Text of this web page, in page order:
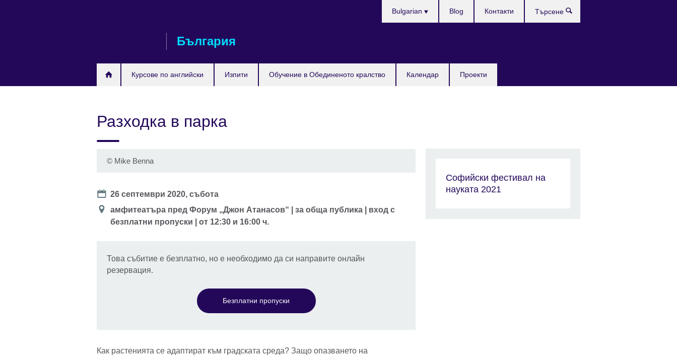
България
Курсове по английски Изпити Обучение в Обединеното кралство Календар Проекти
Bulgarian Blog Контакти
Разходка в парка
© Mike Benna
Date
26 септември 2020, събота
Location
амфитеатъра пред Форум „Джон Атанасов“ | за обща публика | вход с
безплатни пропуски | от 12:30 и 16:00 ч.
Това събитие е безплатно, но е необходимо да си направите онлайн
резервация.
Безплатни пропуски
Как растенията се адаптират към градската среда? Защо опазването на
Софийски фестивал на
науката 2021